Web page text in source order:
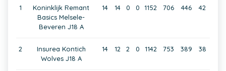
1
Koninklijk Remant
Basics Melsele-
Beveren J18 A
14 14 0 0 1152 706 446 42
2
Insurea Kontich
Wolves J18 A
14 12 2 0 1142 753 389 38